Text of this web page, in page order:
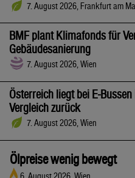
7. August 2026, Frankfurt am
BMF plant Klimafonds für
Gebäudesanierung
7. August 2026, Wien
Österreich liegt bei E-Bussen
Vergleich zurück
7. August 2026, Wien
Ölpreise wenig bewegt